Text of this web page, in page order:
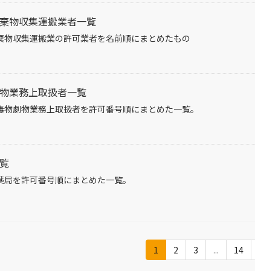
物収集運搬業者一覧
物収集運搬業の許可業者を名前順にまとめたもの
業務上取扱者一覧
物劇物業務上取扱者を許可番号順にまとめた一覧。
局を許可番号順にまとめた一覧。
1 2 3 ... 14